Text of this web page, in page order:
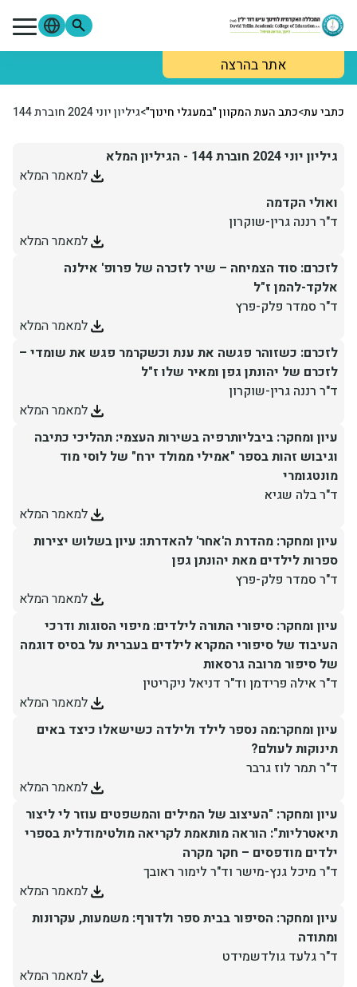
דילוג לתוכן העיקרי
אתר בהרצהמתעניינים סטודנטים
בוגרים
ספרייה
Moodle
מידע שימושי
יחידות ומכונים
חברה וקהילה
כתבי עת>כתב העת המקוון "במעגלי חינוך">גיליון יוני 2024 חוברת 144
גיליון יוני 2024 חוברת 144 - הגיליון המלא
למאמר המלא
ואולי הקדמה
ד"ר רננה גרין-שוקרון
למאמר המלא
לזכרם: סוד הצמיחה – שיר לזכרה של פרופ' אילנה
אלקד-להמן ז"ל
ד"ר סמדר פלק-פרץ
למאמר המלא
לזכרם: כשזוהר פגשה את ענת וכשקרמר פגש את שומדי –
לזכרם של יהונתן גפן ומאיר שלו ז"ל
ד"ר רננה גרין-שוקרון
למאמר המלא
עיון ומחקר: ביבליותרפיה בשירות העצמי: תהליכי כתיבה
וגיבוש זהות בספר "אמילי ממולד ירח" של לוסי מוד
מונטגומרי
ד"ר בלה שגיא
למאמר המלא
עיון ומחקר: מהדרת ה'אחר' להאדרתו: עיון בשלוש יצירות
ספרות לילדים מאת יהונתן גפן
ד"ר סמדר פלק-פרץ
למאמר המלא
עיון ומחקר: סיפורי התורה לילדים: מיפוי הסוגות ודרכי
העיבוד של סיפורי המקרא לילדים בעברית על בסיס דוגמה
של סיפור מרובה גרסאות
ד"ר אילה פרידמן וד"ר דניאל ניקריטין
למאמר המלא
עיון ומחקר:מה נספר לילד ולילדה כשישאלו כיצד באים
תינוקות לעולם?
ד"ר תמר לוז גרבר
למאמר המלא
עיון ומחקר: "העיצוב של המילים והמשפטים עוזר לי ליצור
תיאטרליות": הוראה מותאמת לקריאה מולטימודלית בספרי
ילדים מודפסים – חקר מקרה
ד"ר מיכל גנץ-מישר וד"ר לימור ראובך
למאמר המלא
עיון ומחקר: הסיפור בבית ספר ולדורף: משמעות, עקרונות
ומתודה
ד"ר גלעד גולדשמידט
למאמר המלא